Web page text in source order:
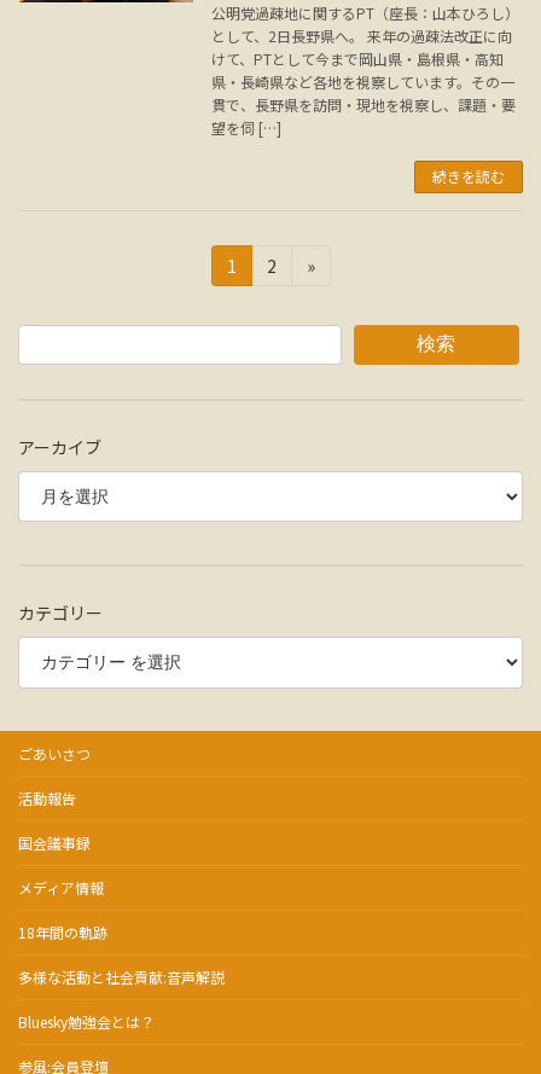
公明党過疎地に関するPT（座長：山本ひろし）
として、2日長野県へ。 来年の過疎法改正に向
けて、PTとして今まで岡山県・島根県・高知
県・長崎県など各地を視察しています。その一
貫で、長野県を訪問・現地を視察し、課題・要
望を伺 […]
続きを読む
ジ
送
固
定
ジ
1
固
ジ
2 »
検索
アーカイブ
カテゴリー
ごあいさつ
活動報告
国会議事録
メディア情報
18年間の軌跡
多様な活動と社会貢献:音声解説
Bluesky勉強会とは？
参風:会員登壇